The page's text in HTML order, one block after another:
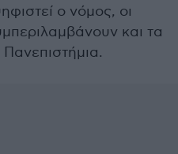
ο νόμος, οι
και τα